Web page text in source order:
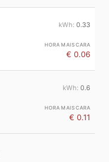
0.33
€ 0.06
0.6
€ 0.11